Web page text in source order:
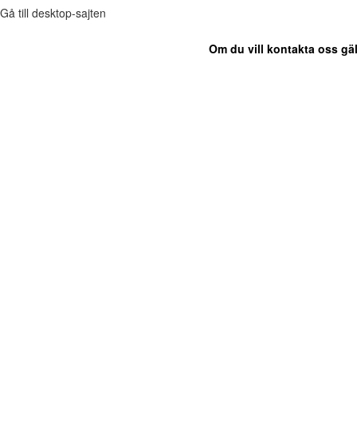
Gå till desktop-sajten
Om du vill kontakta oss